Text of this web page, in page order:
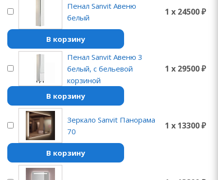
Пенал Sanvit Авеню
белый
1 x 24500 ₽
В корзину
Пенал Sanvit Авеню 3
белый, с бельевой
корзиной
1 x 29500 ₽
В корзину
Зеркало Sanvit Панорама
70
1 x 13300 ₽
В корзину